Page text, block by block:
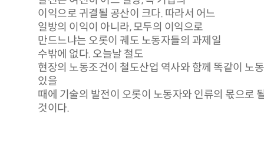
이익으로 귀결될 공산이 크다. 따라서 어느
일방의 이익이 아니라, 모두의 이익으로
만드느냐는 오롯이 궤도 노동자들의 과제일
수밖에 없다. 오늘날 철도
현장의 노동조건이 철도산업 역사와 함께 똑같이 노
있을
때에 기술의 발전이 오롯이 노동자와 인류의 몫으로
것이다.